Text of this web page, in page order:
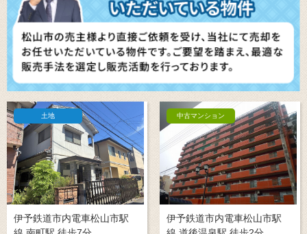
土地
伊予鉄道市内電車松山市駅
中古マンション
伊予鉄道市内電車松山市駅